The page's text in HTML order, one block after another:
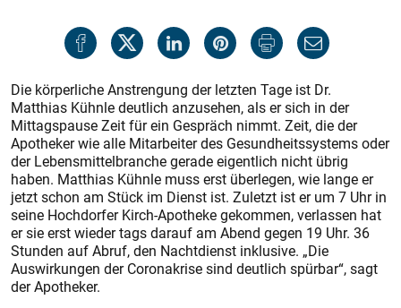
Die körperliche Anstrengung der letzten Tage ist Dr.
Matthias Kühnle deutlich anzusehen, als er sich in der
Mittagspause Zeit für ein Gespräch nimmt. Zeit, die der
Apotheker wie alle Mitarbeiter des Gesundheitssystems oder
der Lebensmittelbranche gerade eigentlich nicht übrig
haben. Matthias Kühnle muss erst überlegen, wie lange er
jetzt schon am Stück im Dienst ist. Zuletzt ist er um 7 Uhr in
seine Hochdorfer Kirch-Apotheke gekommen, verlassen hat
er sie erst wieder tags darauf am Abend gegen 19 Uhr. 36
Stunden auf Abruf, den Nachtdienst inklusive. „Die
Auswirkungen der Coronakrise sind deutlich spürbar“, sagt
der Apotheker.